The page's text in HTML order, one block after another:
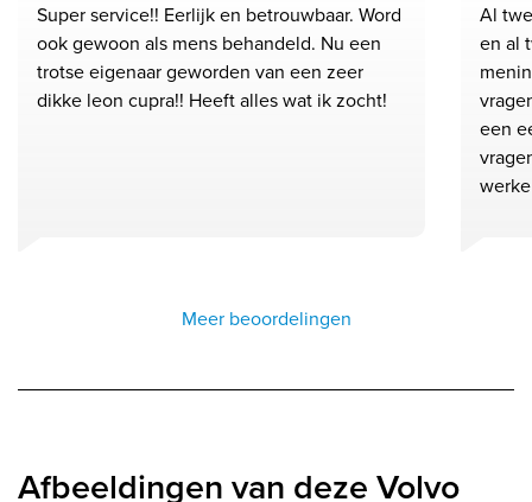
Super service!! Eerlijk en betrouwbaar. Word
ook gewoon als mens behandeld. Nu een
trotse eigenaar geworden van een zeer
dikke leon cupra!! Heeft alles wat ik zocht!
Al
en al
een
Meer beoordelingen
Afbeeldingen van deze Volvo